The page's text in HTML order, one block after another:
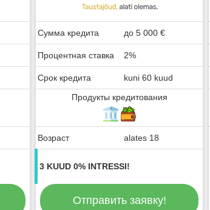
Сумма кредита до 5 000 €
Процентная ставка 2%
Срок кредита
kuni 60 kuud
Продукты кредитования
Возраст alates 18
3 KUUD 0% INTRESSI!
Отправить заявку!